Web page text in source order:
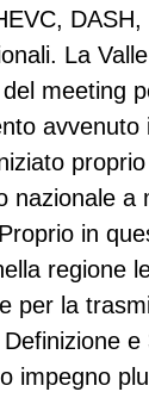
La
meeting
avvenuto
nazionale a
in
regione
per la
e
impegno